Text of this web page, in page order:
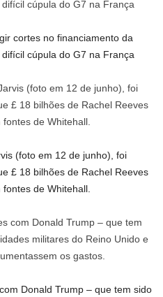
cortes no financiamento da
cúpula do G7 na França
(foto em 12 de junho), foi
£ 18 bilhões de Rachel Reeves
de Whitehall.
Donald Trump – que tem sido